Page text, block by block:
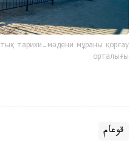
тарихи-мәдени мұраны қорғау
орталығы
قوعام